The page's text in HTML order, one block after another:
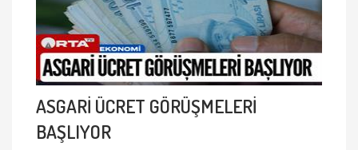
ASGARİ ÜCRET GÖRÜŞMELERİ
BAŞLIYOR